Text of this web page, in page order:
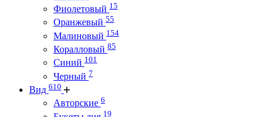
Фиолетовый 15
Оранжевый 55
Малиновый 154
Коралловый 85
Синий 101
Черный 7
Вид 610
Авторские 6
19